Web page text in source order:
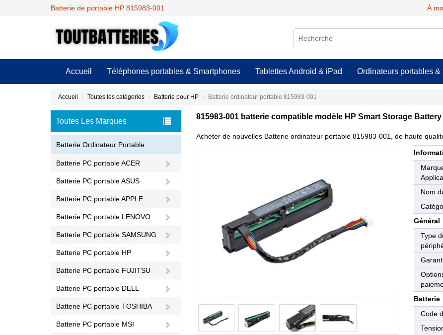
Batterie de portable HP 815983-001 À
Accueil Téléphones portables & Smartphones Tablettes Android & iPad Ordinateurs portables
Accueil Toutes les catégories Batterie pour HP Batterie ordinateur portable 815983-001
Toutes Les Marques
Batterie Ordinateur Portable
Batterie PC portable ACER
Batterie PC portable ASUS
Batterie PC portable APPLE
Batterie PC portable LENOVO
Batterie PC portable SAMSUNG
Batterie PC portable HP
Batterie PC portable FUJITSU
Batterie PC portable DELL
Batterie PC portable TOSHIBA
Batterie PC portable MSI
815983-001 batterie compatible modèle HP Smart Storage Battery
Acheter de nouvelles Batterie ordinateur portable 815983-001, de haute
Nom
Général
Type
Batterie
Code